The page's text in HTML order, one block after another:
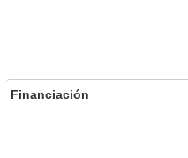
Financiación